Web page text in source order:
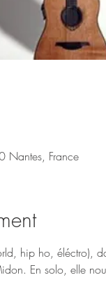
Nantes, France
hip ho,
En solo, elle